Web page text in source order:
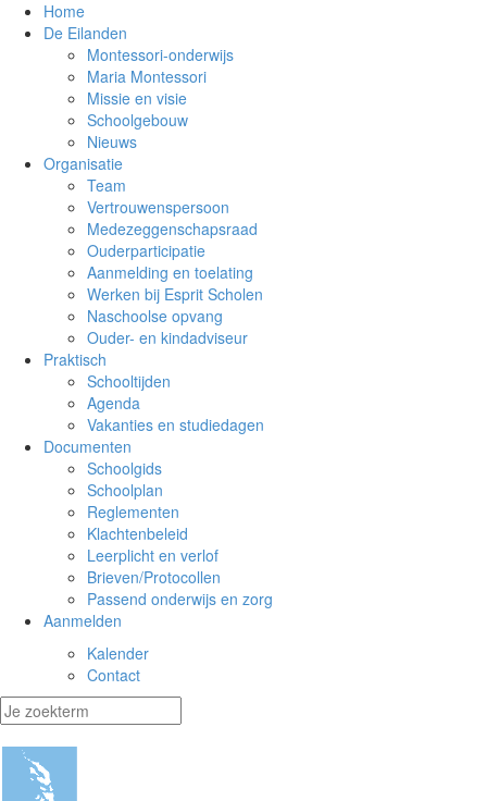
Home
De Eilanden
Montessori-onderwijs
Maria Montessori
Missie en visie
Schoolgebouw
Nieuws
Organisatie
Team
Vertrouwenspersoon
Medezeggenschapsraad
Ouderparticipatie
Aanmelding en toelating
Werken bij Esprit Scholen
Naschoolse opvang
Ouder- en kindadviseur
Praktisch
Schooltijden
Agenda
Vakanties en studiedagen
Documenten
Schoolgids
Schoolplan
Reglementen
Klachtenbeleid
Leerplicht en verlof
Brieven/Protocollen
Passend onderwijs en zorg
Aanmelden
Kalender
Contact